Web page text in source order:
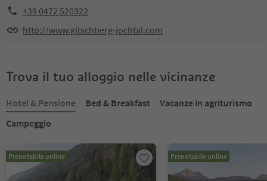
+39 0472 520322
http://www.gitschberg-jochtal.com
Trova il tuo alloggio nelle vicinanze
Hotel & Pensione Bed & Breakfast
Vacanze in agriturismo
Campeggio
Prenotabile online Prenotabile online